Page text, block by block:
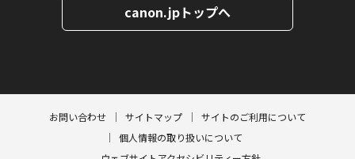
canon.jpトップへ
お問い合わせ サイトマップ
サイトのご利用について
個人情報の取り扱いについて